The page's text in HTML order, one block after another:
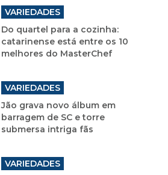
VARIEDADES
Do quartel para a cozinha:
catarinense está entre os 10
melhores do MasterChef
VARIEDADES
Jão grava novo álbum em
barragem de SC e torre
submersa intriga fãs
VARIEDADES